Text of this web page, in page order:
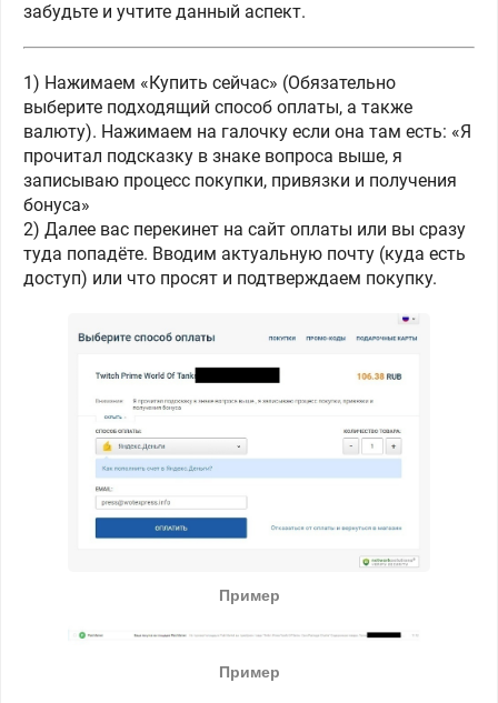
забудьте и учтите данный аспект.
1) Нажимаем «Купить сейчас» (Обязательно
выберите подходящий способ оплаты, а также
валюту). Нажимаем на галочку если она там есть: «Я
прочитал подсказку в знаке вопроса выше, я
записываю процесс покупки, привязки и получения
бонуса»
2) Далее вас перекинет на сайт оплаты или вы сразу
туда попадёте. Вводим актуальную почту (куда есть
доступ) или что просят и подтверждаем покупку.
Пример
Пример